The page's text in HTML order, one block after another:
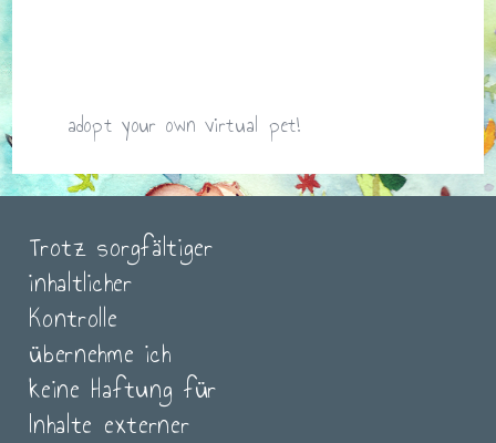
adopt your own virtual pet!
Trotz sorgfältiger
inhaltlicher
Kontrolle
übernehme ich
keine Haftung für
Inhalte externer